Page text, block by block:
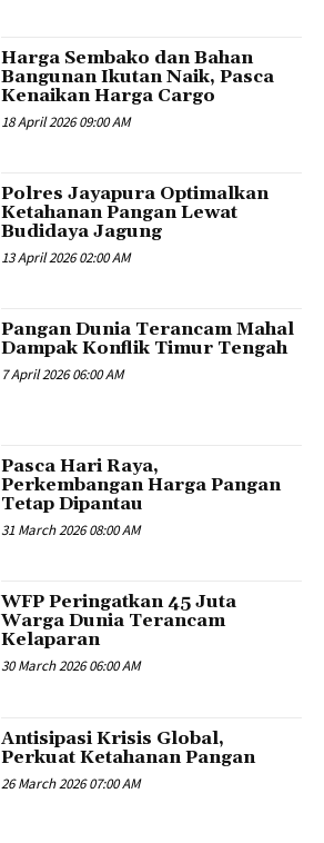
Harga Sembako dan Bahan
Bangunan Ikutan Naik, Pasca
Kenaikan Harga Cargo
18 April 2026 09:00 AM
Polres Jayapura Optimalkan
Ketahanan Pangan Lewat
Budidaya Jagung
13 April 2026 02:00 AM
Pangan Dunia Terancam Mahal
Dampak Konflik Timur Tengah
7 April 2026 06:00 AM
Pasca Hari Raya,
Perkembangan Harga Pangan
Tetap Dipantau
31 March 2026 08:00 AM
WFP Peringatkan 45 Juta
Warga Dunia Terancam
Kelaparan
30 March 2026 06:00 AM
Antisipasi Krisis Global,
Perkuat Ketahanan Pangan
26 March 2026 07:00 AM